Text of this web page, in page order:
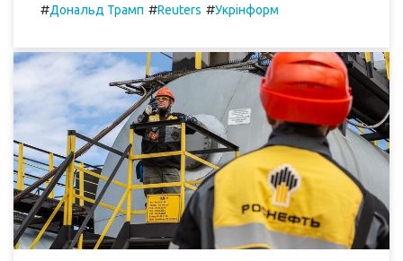
#Дональд Трамп #Reuters #Укрінформ